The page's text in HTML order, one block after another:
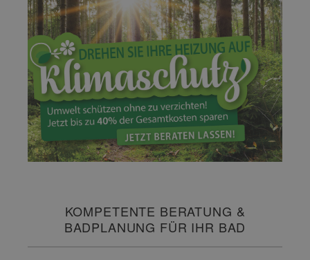
KOMPETENTE BERATUNG &
BADPLANUNG FÜR IHR BAD